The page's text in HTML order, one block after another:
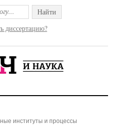
Найти
диссертацию?
институты и процессы